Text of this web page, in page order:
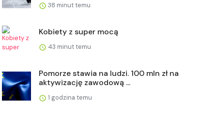
38 minut temu
Kobiety z super mocą
43 minut temu
Pomorze stawia na ludzi. 100 mln zł na
aktywizację zawodową ...
1 godzina temu